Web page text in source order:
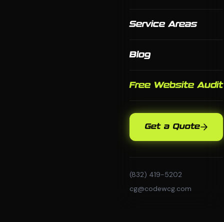
Service Areas
Blog
Free Website Audit
Get a Quote
(832) 419-5202
cg@codewcg.com